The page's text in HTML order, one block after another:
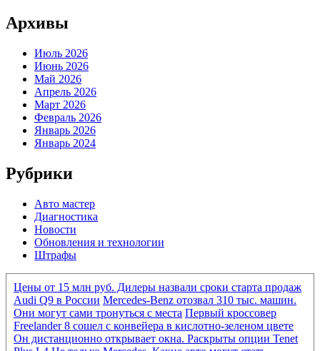
Архивы
Июль 2026
Июнь 2026
Май 2026
Апрель 2026
Март 2026
Февраль 2026
Январь 2026
Январь 2024
Рубрики
Авто мастер
Диагностика
Новости
Обновления и технологии
Штрафы
Цены от 15 млн руб. Дилеры назвали сроки старта продаж
Audi Q9 в России Mercedes-Benz отозвал 310 тыс. машин.
Они могут сами тронуться с места Первый кроссовер
Freelander 8 сошел с конвейера в кислотно-зеленом цвете
Он дистанционно открывает окна. Раскрыты опции Tenet